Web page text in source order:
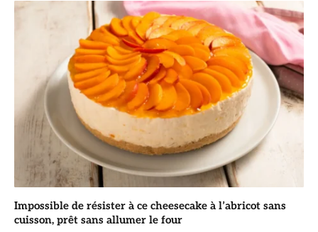
Impossible de résister à ce cheesecake à l’abricot sans
cuisson, prêt sans allumer le four